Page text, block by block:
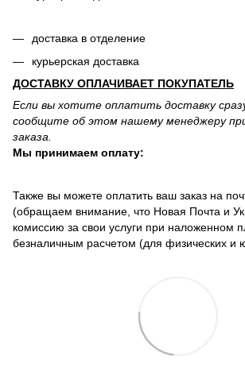
доставка в отделение
курьерская доставка
ДОСТАВКУ ОПЛАЧИВАЕТ ПОКУПАТЕЛЬ
Если вы хотите оплатить доставку
сообщите об этом нашему менеджеру
заказа.
Мы принимаем оплату:
Также вы можете оплатить ваш заказ на
(обращаем внимание, что Новая Почта и
комиссию за свои услуги при наложенном
безналичным расчетом (для физических и